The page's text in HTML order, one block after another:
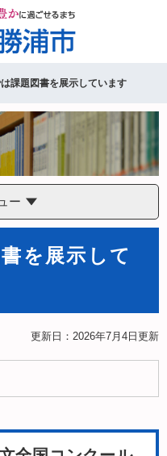
課題図書を展示しています
ー
を展示して
更新日：2026年7月4日更新